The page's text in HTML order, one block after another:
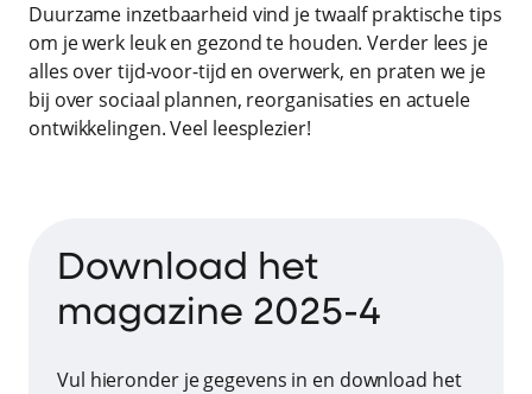
Duurzame inzetbaarheid vind je twaalf praktische tips
om je werk leuk en gezond te houden. Verder lees je
alles over tijd-voor-tijd en overwerk, en praten we je
bij over sociaal plannen, reorganisaties en actuele
ontwikkelingen. Veel leesplezier!
Download het
magazine 2025-4
Vul hieronder je gegevens in en download het